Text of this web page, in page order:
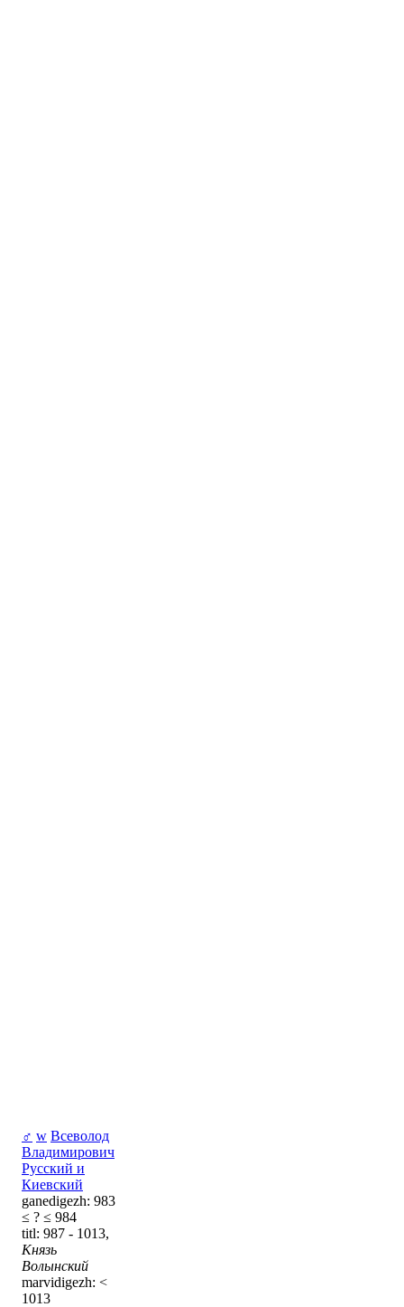
♂ w Всеволод
Владимирович
Русский и
Киевский
ganedigezh: 983
≤ ? ≤ 984
titl: 987 - 1013,
Князь
Волынский
marvidigezh: <
1013